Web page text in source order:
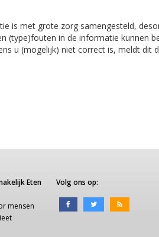
is met grote zorg samengesteld,
(type)fouten in de informatie kunnen
u (mogelijk) niet correct is, meldt dit
Eten
mensen
Volg ons op: